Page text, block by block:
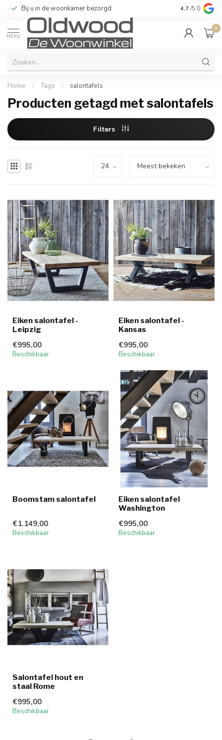
Bij u in de woonkamer bezorgd Kwaliteit &
4.7 /5.0
MENU
0
Home / Tags / salontafels
Producten getagd met salontafels
Filters
Eiken salontafel -
Leipzig
€995,00
Beschikbaar
Eiken salontafel -
Kansas
€995,00
Beschikbaar
Boomstam salontafel
€1.149,00
Beschikbaar
Eiken salontafel
Washington
€995,00
Beschikbaar
Salontafel hout en
staal Rome
€995,00
Beschikbaar